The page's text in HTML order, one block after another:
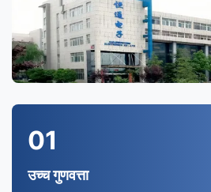
01
उच्च गुणवत्ता